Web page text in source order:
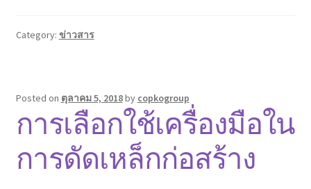
Category: ข่าวสาร
Posted on ตุลาคม 5, 2018by copkogroup
การเลือกใช้เครื่องมือใน
การดัดเหล็กก่อสร้าง